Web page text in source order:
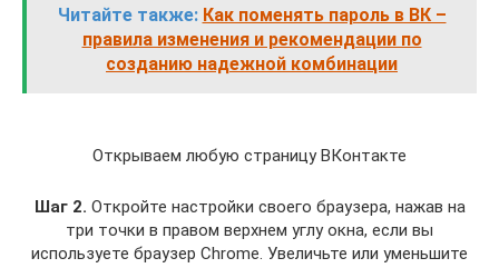
Читайте также: Как поменять пароль в ВК –
правила изменения и рекомендации по
созданию надежной комбинации
Открываем любую страницу ВКонтакте
Шаг 2. Откройте настройки своего браузера, нажав на
три точки в правом верхнем углу окна, если вы
используете браузер Chrome. Увеличьте или уменьшите